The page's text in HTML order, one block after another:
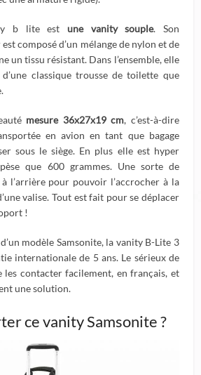
b lite est une vanity souple. Son
composé d’un mélange de nylon et de
un tissu résistant. Dans l’ensemble, elle
d’une classique trousse de toilette que
mesure 36x27x19 cm, c’est-à-dire
en avion en tant que bagage
sous le siège. En plus elle est hyper
que 600 grammes. Une sorte de
l’arrière pour pouvoir l’accrocher à la
valise. Tout est fait pour se déplacer
!
modèle Samsonite, la vanity B-Lite 3
internationale de 5 ans. Le sérieux de
les contacter facilement, en français, et
une solution.
ce vanity Samsonite ?